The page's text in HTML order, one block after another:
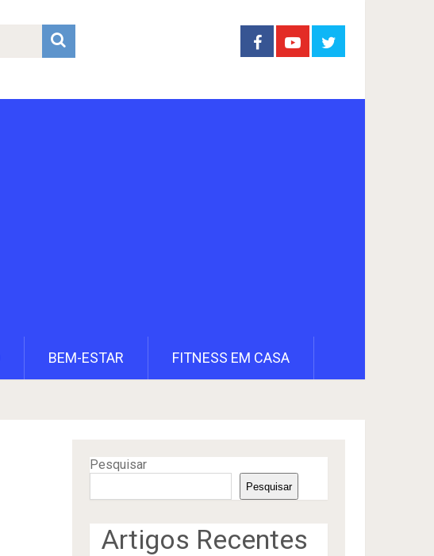
BEM-ESTAR FITNESS EM CASA
Pesquisar
Pesquisar
Artigos Recentes